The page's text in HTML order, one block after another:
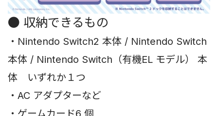
● 収納できるもの
・Nintendo Switch2 本体 / Nintendo Switch
本体 / Nintendo Switch（有機EL モデル） 本
体 いずれか１つ
・AC アダプターなど
・ゲームカード6 個